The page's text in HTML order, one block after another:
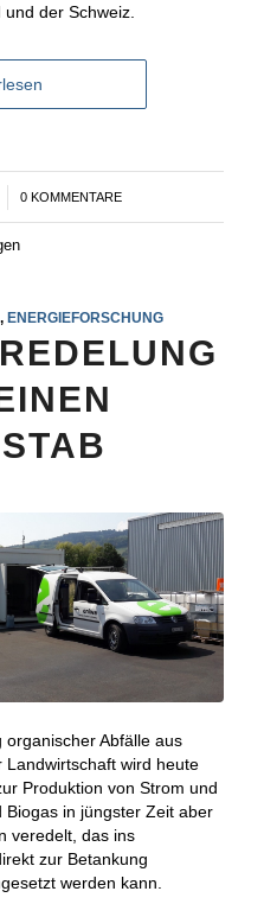
der Schweiz.
0 KOMMENTARE
, ENERGIEFORSCHUNG
Abfälle aus
wird heute
Produktion von Strom und
in jüngster Zeit aber
veredelt, das ins
zur Betankung
werden kann.